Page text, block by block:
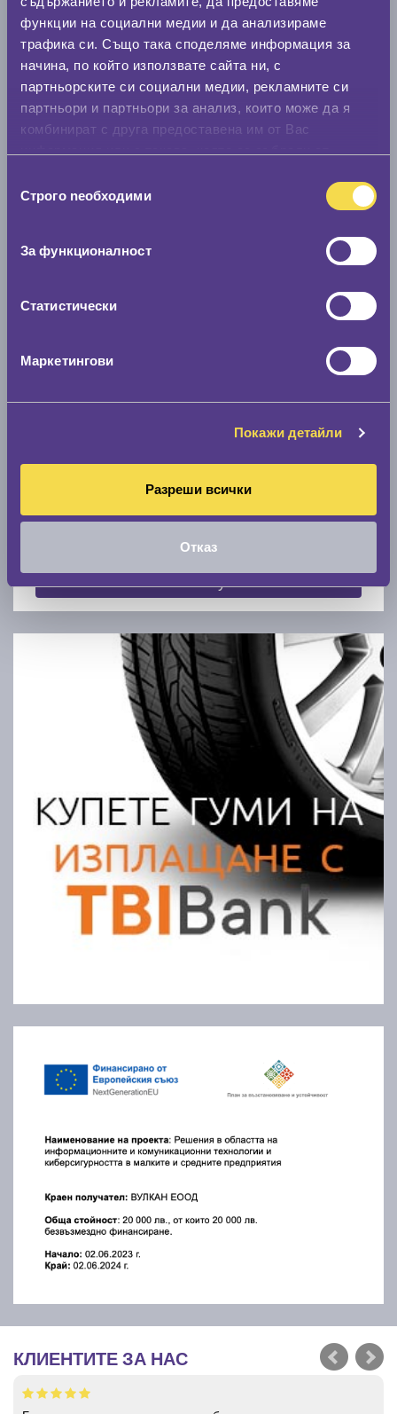
функции на социални медии и да анализираме
трафика си. Също така споделяме информация за
начина, по който използвате сайта ни, с
партньорските си социални медии, рекламните си
партньори и партньори за анализ, които може да я
комбинират с друга предоставена им от Вас
наСтрого nеобходими
За функционалност
Статистически
Маркетингови
Покажи детайли
Разреши всички
Отказ
Стар размер
0 мм.
Скоростомер при 100
По марка автомобил
КЛИЕНТИТЕ ЗА НАС